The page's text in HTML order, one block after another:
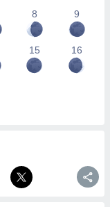
8 9
15 16